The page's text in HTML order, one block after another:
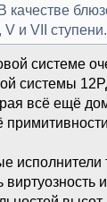
качестве
и VII ступени.
системе
системы
всё ещё
исполнители